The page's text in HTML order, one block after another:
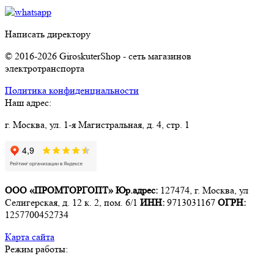
Написать директору
© 2016-2026 GiroskuterShop - сеть магазинов
электротранспорта
Политика конфиденциальности
Наш адрес:
г. Москва, ул. 1-я Магистральная, д. 4, стр. 1
ООО «ПРОМТОРГОПТ» Юр.адрес: 127474, г. Москва, ул
Селигерская, д. 12 к. 2, пом. 6/1 ИНН: 9713031167 ОГРН:
1257700452734
Карта сайта
Режим работы: